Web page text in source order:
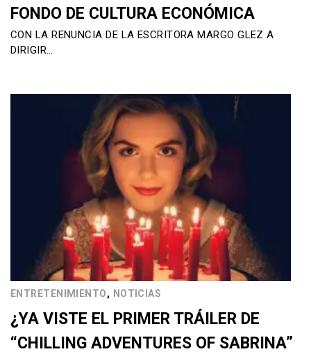
FONDO DE CULTURA ECONÓMICA
CON LA RENUNCIA DE LA ESCRITORA MARGO GLEZ A
DIRIGIR…
ENTRETENIMIENTO, NOTICIAS
¿YA VISTE EL PRIMER TRÁILER DE
“CHILLING ADVENTURES OF SABRINA”